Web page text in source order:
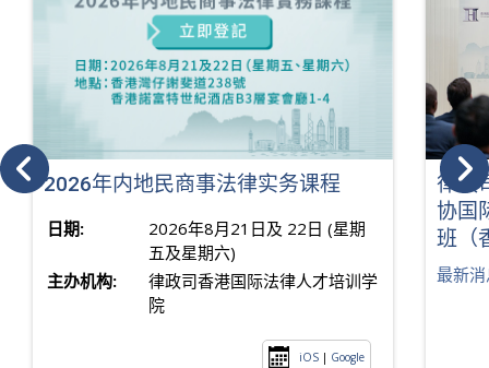
2026年内地民商事法律实务课程
日期:
2026年8月21日及 22日 (星期
五及星期六)
主办机构:
律政司香港国际法律人才培训学
院
iOS | Google
律政
协国
班（
最新